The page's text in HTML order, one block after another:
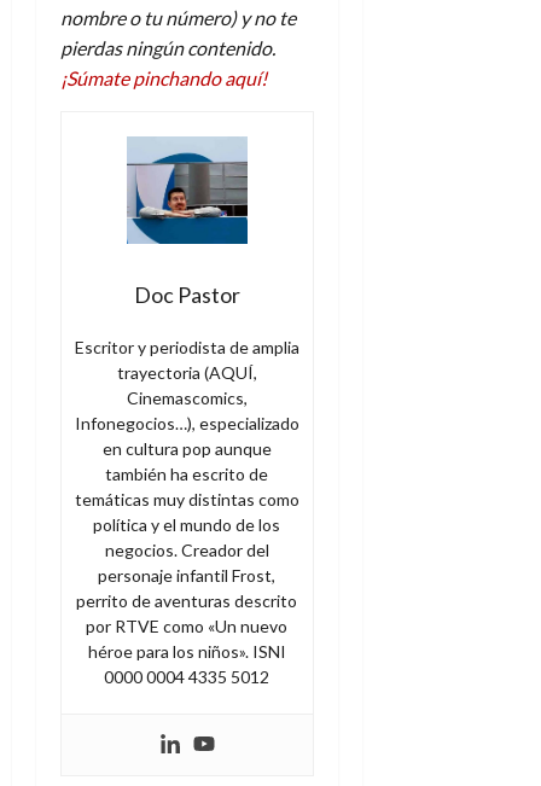
nombre o tu número) y no te
pierdas ningún contenido.
¡Súmate pinchando aquí!
Doc Pastor
Escritor y periodista de amplia
trayectoria (AQUÍ,
Cinemascomics,
Infonegocios…), especializado
en cultura pop aunque
también ha escrito de
temáticas muy distintas como
política y el mundo de los
negocios. Creador del
personaje infantil Frost,
perrito de aventuras descrito
por RTVE como «Un nuevo
héroe para los niños». ISNI
0000 0004 4335 5012